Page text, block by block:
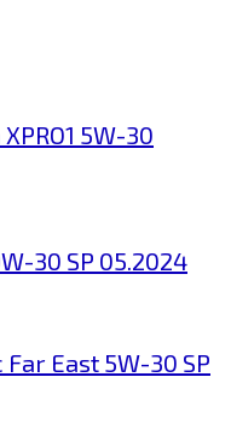
5W-30
30 SP 05.2024
East 5W-30 SP